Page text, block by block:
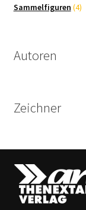
Sammelfiguren 44
Autoren
Zeichner